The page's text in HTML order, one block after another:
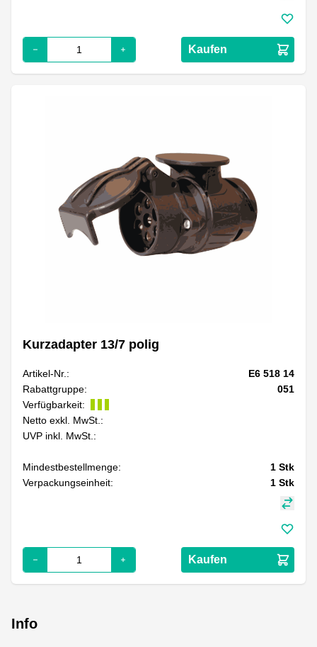
Kaufen
Kurzadapter 13/7 polig
Artikel-Nr.:
E6 518 14
Rabattgruppe:
051
Verfügbarkeit:
Netto exkl. MwSt.:
UVP inkl. MwSt.:
Mindestbestellmenge: 1 Stk
Verpackungseinheit:
1 Stk
Kaufen
Info